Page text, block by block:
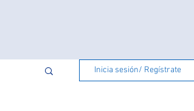
Inicia sesión/ Regístrate